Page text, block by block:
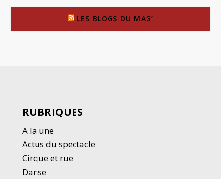
LES BLOGS DU MAG’
RUBRIQUES
A la une
Actus du spectacle
Cirque et rue
Danse